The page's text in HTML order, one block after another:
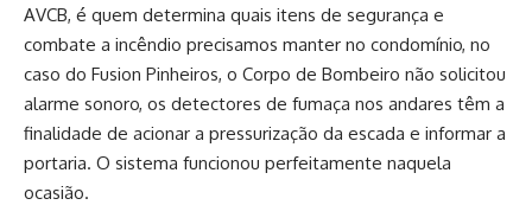
AVCB, é quem determina quais itens de segurança e
combate a incêndio precisamos manter no condomínio, no
caso do Fusion Pinheiros, o Corpo de Bombeiro não solicitou
alarme sonoro, os detectores de fumaça nos andares têm a
finalidade de acionar a pressurização da escada e informar a
portaria. O sistema funcionou perfeitamente naquela
ocasião.